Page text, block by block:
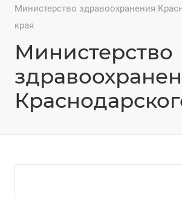
Министерство здравоохранения
края
Министерство